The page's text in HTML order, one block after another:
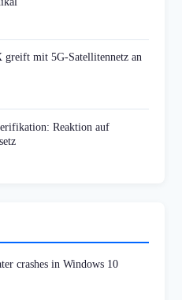
greift mit 5G-Satellitennetz an
Reaktion auf
crashes in Windows 10